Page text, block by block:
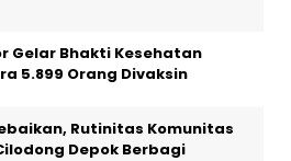
Gelar Bhakti Kesehatan
5.899 Orang Divaksin
Rutinitas Komunitas
Depok Berbagi